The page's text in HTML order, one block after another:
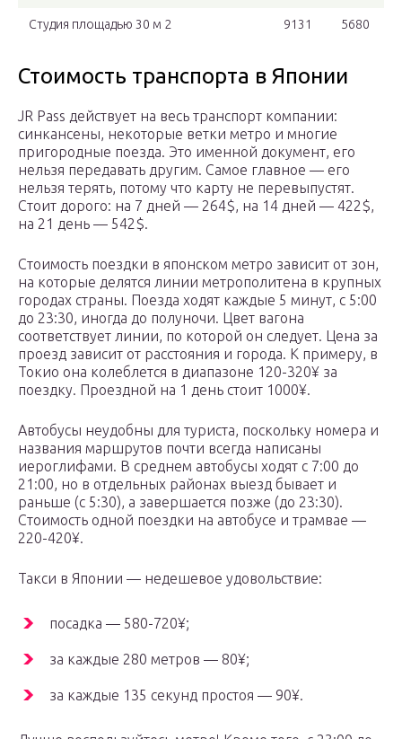
Студия площадью 30 м 2 9131 5680
Стоимость транспорта в Японии
JR Pass действует на весь транспорт компании:
синкансены, некоторые ветки метро и многие
пригородные поезда. Это именной документ, его
нельзя передавать другим. Самое главное — его
нельзя терять, потому что карту не перевыпустят.
Стоит дорого: на 7 дней — 264$, на 14 дней — 422$,
на 21 день — 542$.
Стоимость поездки в японском метро зависит от зон,
на которые делятся линии метрополитена в крупных
городах страны. Поезда ходят каждые 5 минут, с 5:00
до 23:30, иногда до полуночи. Цвет вагона
соответствует линии, по которой он следует. Цена за
проезд зависит от расстояния и города. К примеру, в
Токио она колеблется в диапазоне 120-320¥ за
поездку. Проездной на 1 день стоит 1000¥.
Автобусы неудобны для туриста, поскольку номера и
названия маршрутов почти всегда написаны
иероглифами. В среднем автобусы ходят с 7:00 до
21:00, но в отдельных районах выезд бывает и
раньше (с 5:30), а завершается позже (до 23:30).
Стоимость одной поездки на автобусе и трамвае —
220-420¥.
Такси в Японии — недешевое удовольствие:
посадка — 580-720¥;
за каждые 280 метров — 80¥;
за каждые 135 секунд простоя — 90¥.